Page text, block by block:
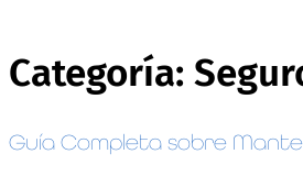
Categoría:
Guía Completa sobre